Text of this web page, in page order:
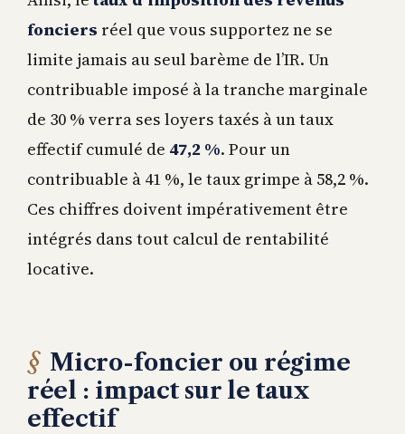
fonciers réel que vous supportez ne se
limite jamais au seul barème de l’IR. Un
contribuable imposé à la tranche marginale
de 30 % verra ses loyers taxés à un taux
effectif cumulé de 47,2 %. Pour un
contribuable à 41 %, le taux grimpe à 58,2 %.
Ces chiffres doivent impérativement être
intégrés dans tout calcul de rentabilité
locative.
Micro-foncier ou régime
réel : impact sur le taux
effectif